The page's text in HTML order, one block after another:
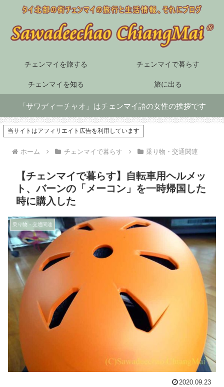
チェンマイを旅する チェンマイで暮らす
チェンマイを知る 旅に出る
「サワディーチャオ」はチェンマイ語の女性の挨拶です
当サイトはアフィリエイト広告を利用しています
ホーム チェンマイで暮らす 乗り物・交通関連
【チェンマイで暮らす】自転車用ヘルメッ
ト、バーンの「メーコン」を一時帰国した
時に購入した
乗り物・交通関連
2020.09.23